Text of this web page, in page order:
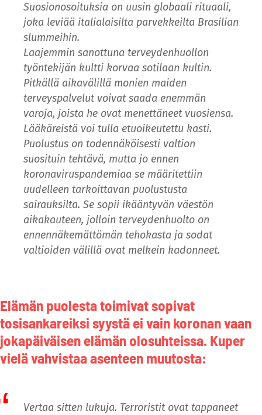
Suosionosoituksia on uusin globaali rituaali,
joka leviää italialaisilta parvekkeilta Brasilian
slummeihin.
Laajemmin sanottuna terveydenhuollon
työntekijän kultti korvaa sotilaan kultin.
Pitkällä aikavälillä monien maiden
terveyspalvelut voivat saada enemmän
varoja, joista he ovat menettäneet vuosiensa.
Lääkäreistä voi tulla etuoikeutettu kasti.
Puolustus on todennäköisesti valtion
suosituin tehtävä, mutta jo ennen
koronaviruspandemiaa se määritettiin
uudelleen tarkoittavan puolustusta
sairauksilta. Se sopii ikääntyvän väestön
aikakauteen, jolloin terveydenhuolto on
ennennäkemättömän tehokasta ja sodat
valtioiden välillä ovat melkein kadonneet.
Elämän puolesta toimivat sopivat
tosisankareiksi syystä ei vain koronan vaan
jokapäiväisen elämän olosuhteissa. Kuper
vielä vahvistaa asenteen muutosta:
Vertaa sitten lukuja. Terroristit ovat tappaneet